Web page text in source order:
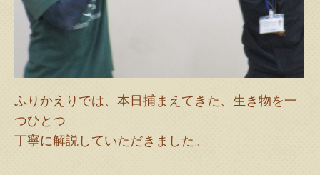
ふりかえりでは、本日捕まえてきた、生き物を一
つひとつ
丁寧に解説していただきました。